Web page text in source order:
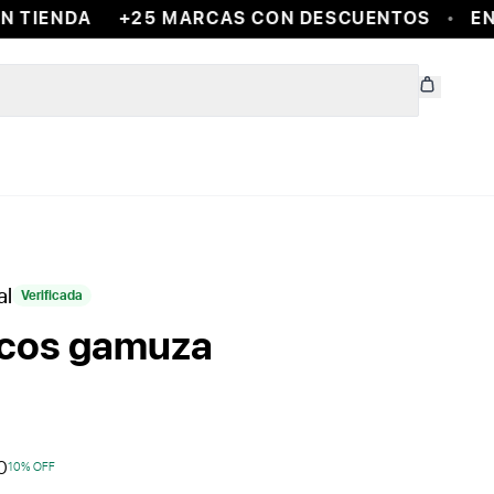
+25 MARCAS CON DESCUENTOS
Verificada
gamuza
10% OFF